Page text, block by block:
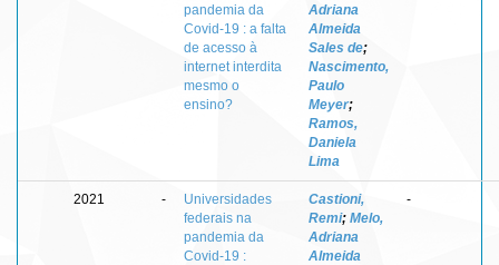
pandemia da
Covid-19 : a falta
de acesso à
internet interdita
mesmo o
ensino?
Adriana
Almeida
Sales de;
Nascimento,
Paulo
Meyer;
Ramos,
Daniela
Lima
2021 -
Universidades
federais na
pandemia da
Covid-19 :
Castioni,
Remi; Melo,
Adriana
Almeida
-